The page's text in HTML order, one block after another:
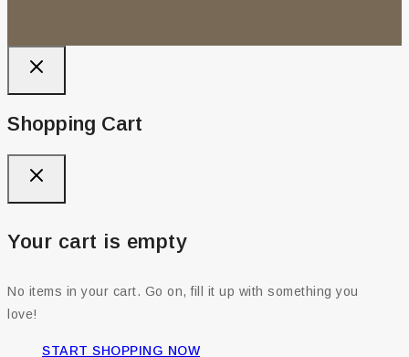
Shopping Cart
Your cart is empty
No items in your cart. Go on, fill it up with something you
love!
START SHOPPING NOW